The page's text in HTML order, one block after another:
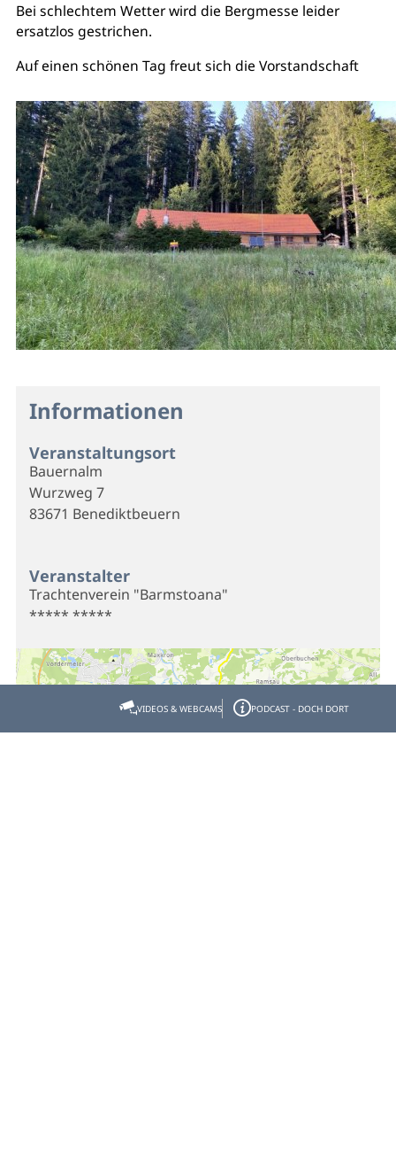
Bei schlechtem Wetter wird die Bergmesse leider
ersatzlos gestrichen.
Auf einen schönen Tag freut sich die Vorstandschaft
Informationen
Veranstaltungsort
Bauernalm
Wurzweg 7
83671 Benediktbeuern
Veranstalter
Trachtenverein "Barmstoana"
***** *****
VIDEOS & WEBCAMS PODCAST - DOCH DORT